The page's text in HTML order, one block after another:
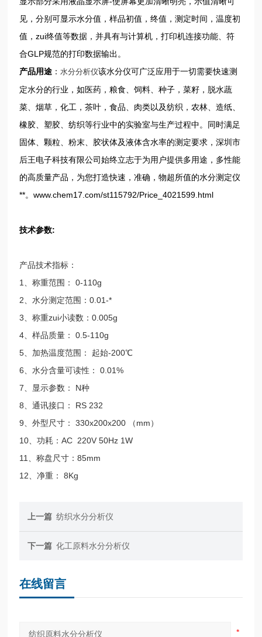
见，分别可显示水分值，样品初值，终值，测定时间，温度初
值，zui终值等数据，并具有与计算机，打印机连接功能、符
合GLP规范的打印数据输出。
产品用途 ： 水分分析仪该水分仪可广泛应用于一切需要快速测
定水分的行业，如医药，粮食、饲料、种子，菜籽，脱水蔬
菜、烟草，化工，茶叶，食品、肉类以及纺织，农林、造纸、
橡胶、塑胶、纺织等行业中的实验室与生产过程中。同时满足
固体、颗粒、粉末、胶状体及液体含水率的测定要求，深圳市
后王电子科技有限公司始终立志于为用户提供多用途，多性能
的高质量产品，为您打造快速，准确，物超所值的水分测定仪
**。www.chem17.com/st115792/Price_4021599.html
技术参数:
产品技术指标：
1、称重范围： 0-110g
2、水分测定范围：0.01-*
3、称重zui小读数：0.005g
4、样品质量： 0.5-110g
5、加热温度范围： 起始-200℃
6、水分含量可读性： 0.01%
7、显示参数： N种
8、通讯接口： RS 232
9、外型尺寸： 330x200x200 （mm）
10、功耗：AC 220V 50Hz 1W
11、称盘尺寸：85mm
12、净重： 8Kg
上一篇 纺织水分分析仪
下一篇 化工原料水分分析仪
在线留言